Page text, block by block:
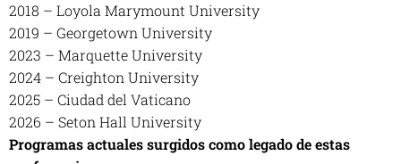
2018 – Loyola Marymount University
2019 – Georgetown University
2023 – Marquette University
2024 – Creighton University
2025 – Ciudad del Vaticano
2026 – Seton Hall University
Programas actuales surgidos como legado de estas